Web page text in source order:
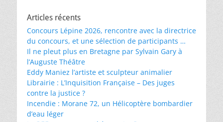
Articles récents
Concours Lépine 2026, rencontre avec la directrice
du concours, et une sélection de participants …
Il ne pleut plus en Bretagne par Sylvain Gary à
l’Auguste Théâtre
Eddy Maniez l’artiste et sculpteur animalier
Librairie : L’Inquisition Française – Des juges
contre la justice ?
Incendie : Morane 72, un Hélicoptère bombardier
d’eau léger